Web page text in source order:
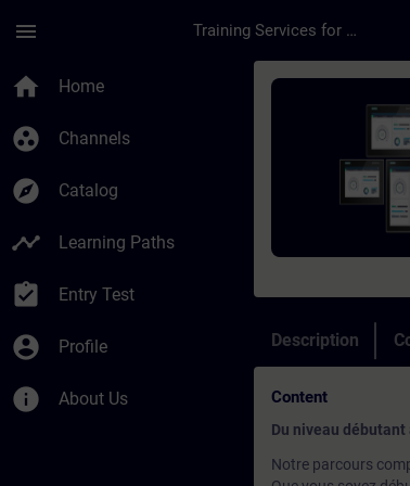
menu Training Services for Digital Industries
home Home
group_work Channels
explore Catalog
timeline Learning Paths
assignment_turned_in Entry Test
account_circle Profile
info About Us
Course -
Description
Content
Du niveau
Notre parcours